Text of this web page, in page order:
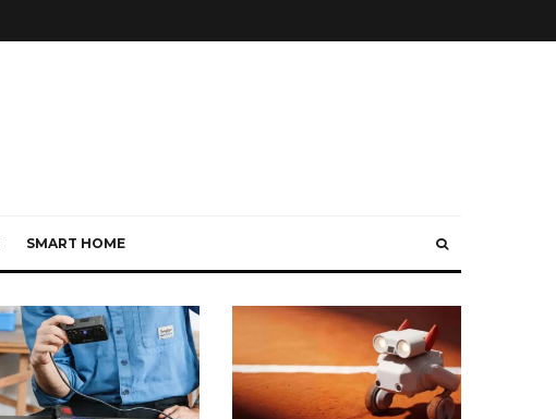
SMART HOME